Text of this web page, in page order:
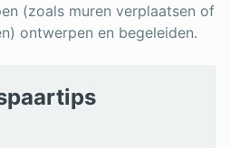
(zoals muren verplaatsen of
ontwerpen en begeleiden.